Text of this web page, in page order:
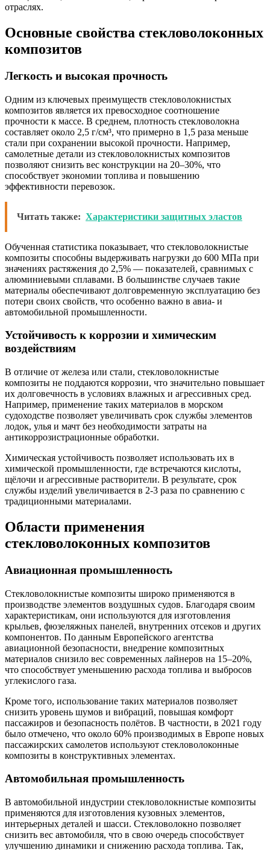
отраслях.
Основные свойства стекловолоконных
композитов
Легкость и высокая прочность
Одним из ключевых преимуществ стекловолокнистых
композитов является их превосходное соотношение
прочности к массе. В среднем, плотность стекловолокна
составляет около 2,5 г/см³, что примерно в 1,5 раза меньше
стали при сохранении высокой прочности. Например,
самолетные детали из стекловолокнистых композитов
позволяют снизить вес конструкции на 20–30%, что
способствует экономии топлива и повышению
эффективности перевозок.
Читать также: Характеристики защитных эластов
Обученная статистика показывает, что стекловолокнистые
композиты способны выдерживать нагрузки до 600 МПа при
значениях растяжения до 2,5% — показателей, сравнимых с
алюминиевыми сплавами. В большинстве случаев такие
материалы обеспечивают долговременную эксплуатацию без
потери своих свойств, что особенно важно в авиа- и
автомобильной промышленности.
Устойчивость к коррозии и химическим
воздействиям
В отличие от железа или стали, стекловолокнистые
композиты не поддаются коррозии, что значительно повышает
их долговечность в условиях влажных и агрессивных сред.
Например, применение таких материалов в морском
судоходстве позволяет увеличивать срок службы элементов
лодок, улья и мачт без необходимости затраты на
антикоррозистрационные обработки.
Химическая устойчивость позволяет использовать их в
химической промышленности, где встречаются кислоты,
щёлочи и агрессивные растворители. В результате, срок
службы изделий увеличивается в 2-3 раза по сравнению с
традиционными материалами.
Области применения
стекловолоконных композитов
Авиационная промышленность
Стекловолокнистые композиты широко применяются в
производстве элементов воздушных судов. Благодаря своим
характеристикам, они используются для изготовления
крыльев, фюзеляжных панелей, внутренних отсеков и других
компонентов. По данным Европейского агентства
авиационной безопасности, внедрение композитных
материалов снизило вес современных лайнеров на 15–20%,
что способствует уменьшению расхода топлива и выбросов
углекислого газа.
Кроме того, использование таких материалов позволяет
снизить уровень шумов и вибраций, повышая комфорт
пассажиров и безопасность полётов. В частности, в 2021 году
было отмечено, что около 60% производимых в Европе новых
пассажирских самолетов используют стекловолоконные
композиты в конструктивных элементах.
Автомобильная промышленность
В автомобильной индустрии стекловолокнистые композиты
применяются для изготовления кузовных элементов,
интерьерных деталей и шасси. Стекловолокно позволяет
снизить вес автомобиля, что в свою очередь способствует
улучшению динамики и снижению расхода топлива. Так,